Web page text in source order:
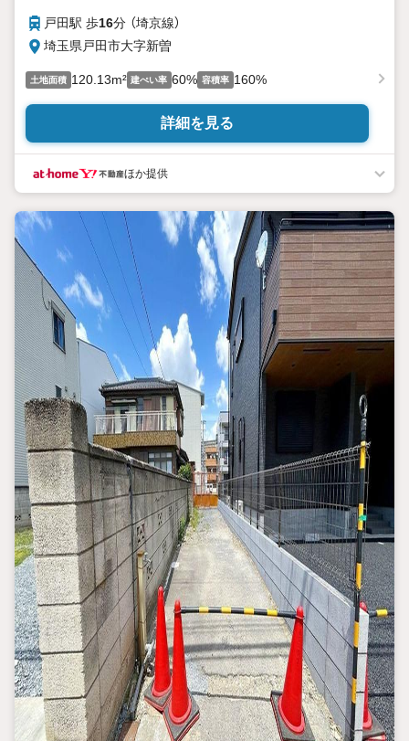
戸田駅 歩16分 （埼京線）
埼玉県戸田市大字新曽
土地面積 120.13m² 建ぺい率 60% 容積率 160%
詳細を見る
ほか提供